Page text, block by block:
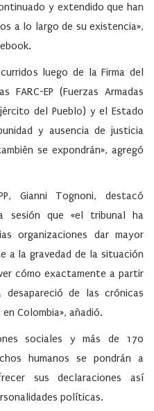
y extendido que han
a lo largo de su existencia»,
luego de la Firma del
EP (Fuerzas Armadas
del Pueblo) y el Estado
y ausencia de justicia
se expondrán», agregó
Gianni Tognoni, destacó
sesión que «el tribunal ha
organizaciones dar mayor
a la gravedad de la situación
cómo exactamente a partir
de las crónicas
Colombia», añadió.
sociales y más de 170
humanos se pondrán a
sus declaraciones así
políticas.